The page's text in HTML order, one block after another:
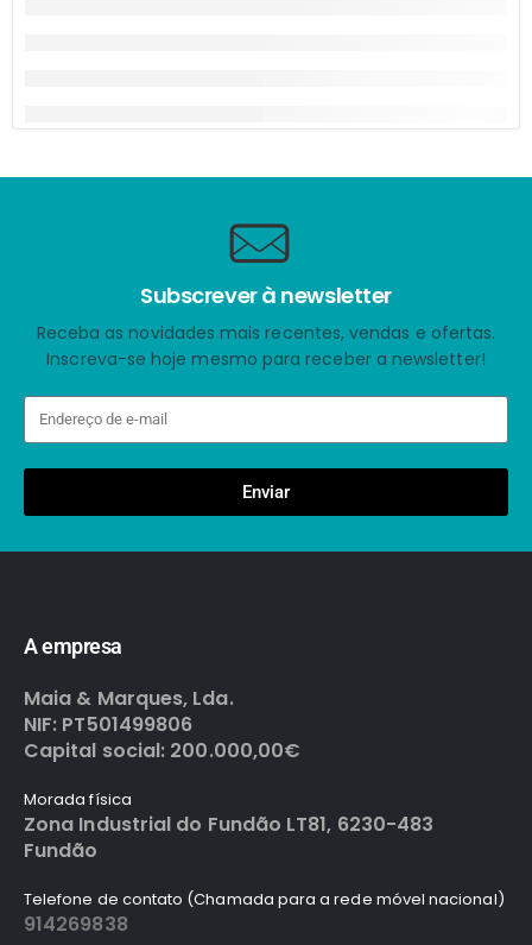
Subscrever à newsletter
Receba as novidades mais recentes, vendas e ofertas.
Inscreva-se hoje mesmo para receber a newsletter!
Enviar
A empresa
Maia & Marques, Lda.
NIF: PT501499806
Capital social: 200.000,00€
Morada física
Zona Industrial do Fundão LT81, 6230-483
Fundão
Telefone de contato (Chamada para a rede móvel nacional)
914269838